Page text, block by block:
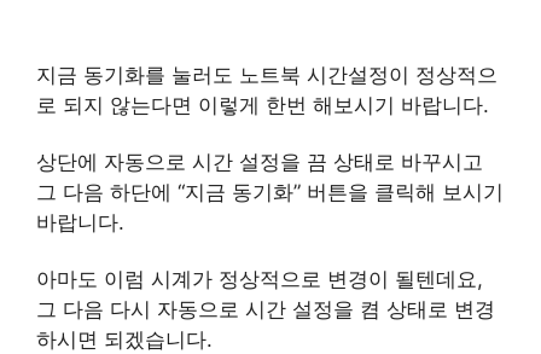
지금 동기화를 눌러도 노트북 시간설정이 정상적으
로 되지 않는다면 이렇게 한번 해보시기 바랍니다.
상단에 자동으로 시간 설정을 끔 상태로 바꾸시고
그 다음 하단에 “지금 동기화” 버튼을 클릭해 보시기
바랍니다.
아마도 이럼 시계가 정상적으로 변경이 될텐데요,
그 다음 다시 자동으로 시간 설정을 켬 상태로 변경
하시면 되겠습니다.